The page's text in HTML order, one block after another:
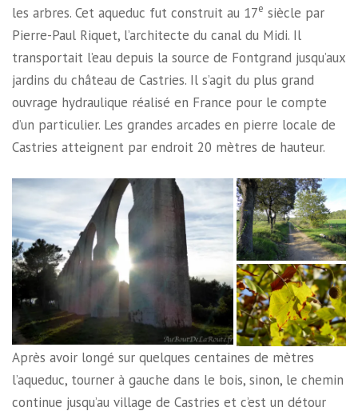
les arbres. Cet aqueduc fut construit au 17e siècle par
Pierre-Paul Riquet, l’architecte du canal du Midi. Il
transportait l’eau depuis la source de Fontgrand jusqu’aux
jardins du château de Castries. Il s’agit du plus grand
ouvrage hydraulique réalisé en France pour le compte
d’un particulier. Les grandes arcades en pierre locale de
Castries atteignent par endroit 20 mètres de hauteur.
Après avoir longé sur quelques centaines de mètres
l’aqueduc, tourner à gauche dans le bois, sinon, le chemin
continue jusqu’au village de Castries et c’est un détour